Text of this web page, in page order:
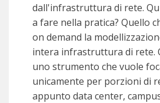
dall'infrastruttura di rete.
a fare nella pratica? Quello
on demand la
intera infrastruttura di rete.
uno strumento che vuole
unicamente per porzioni di
appunto data center,